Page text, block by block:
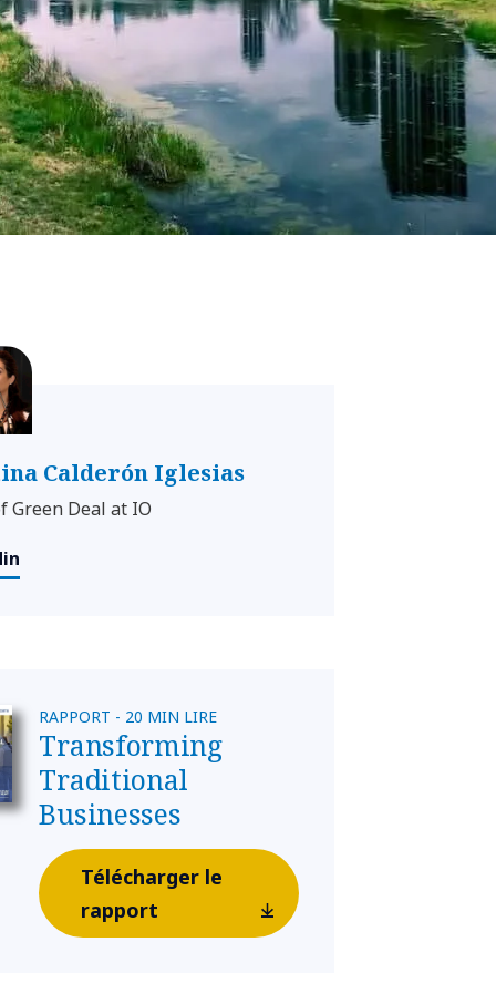
Calderón Iglesias
Green Deal at IO
RAPPORT - 20 MIN LIRE
Transforming
Traditional
Businesses
Télécharger le
rapport